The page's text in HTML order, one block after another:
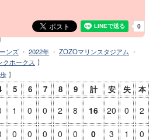
ンズ ・ 2022年 ・ ZOZOマリンスタジアム ・
クホークス 】
】
5 6 7 8 9 計 安 失 本
1 0 0 2 8 16 20 0 2
0 0 0 0 0 0 3 1
0